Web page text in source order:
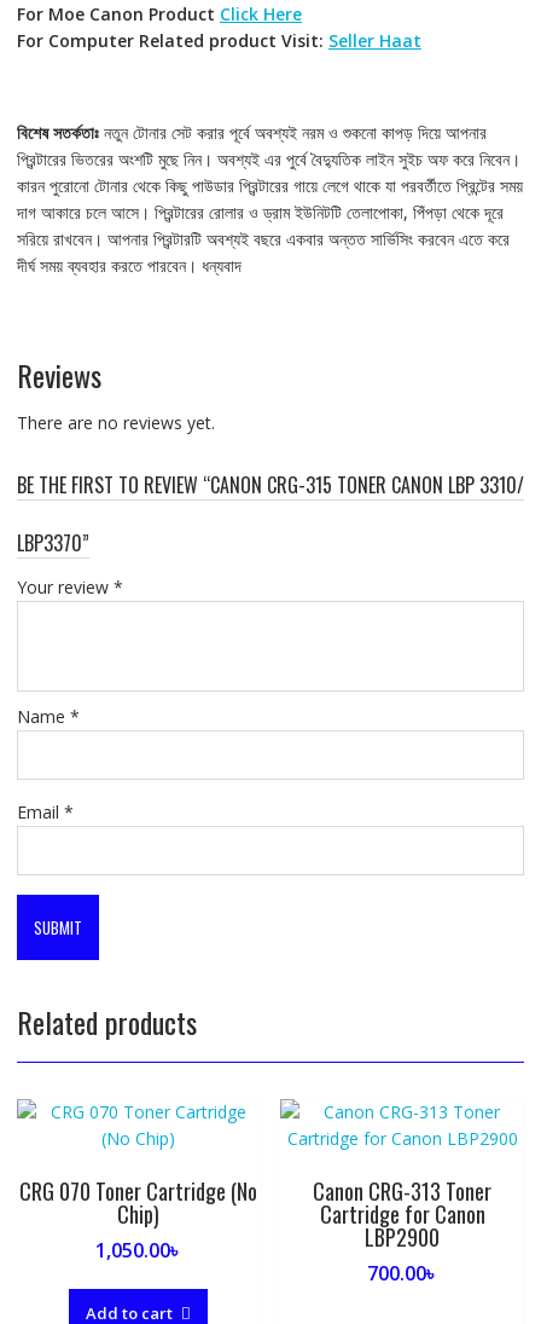
For Moe Canon Product Click Here
For Computer Related product Visit: Seller Haat
বিশেষ সতর্কতাঃনতুন টোনার সেট করার পূর্বে অবশ্যই নরম ও শুকনো কাপড় দিয়ে আপনার
প্রিন্টারের ভিতরের অংশটি মুছে নিন। অবশ্যই এর পুর্বে বৈদ্যুতিক লাইন সুইচ অফ করে নিবেন।
কারন পুরোনো টোনার থেকে কিছু পাউডার প্রিন্টারের গায়ে লেগে থাকে যা পরবর্তীতে প্রিন্টের সময়
দাগ আকারে চলে আসে। প্রিন্টারের রোলার ও ড্রাম ইউনিটটি তেলাপোকা, পিঁপড়া থেকে দূরে
সরিয়ে রাখবেন। আপনার প্রিন্টারটি অবশ্যই বছরে একবার অন্তত সার্ভিসিং করবেন এতে করে
দীর্ঘ সময় ব্যবহার করতে পারবেন। ধন্যবাদ
Reviews
There are no reviews yet.
BE THE FIRST TO REVIEW “CANON CRG-315 TONER CANON LBP 3310/
LBP3370”
Your review *
Name *
Email *
Related products
CRG 070 Toner Cartridge (No
Chip)
1,050.00৳
Add to cart
Canon CRG-313 Toner
Cartridge for Canon
LBP2900
700.00৳